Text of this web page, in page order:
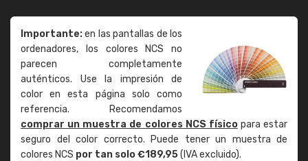
Importante:en las pantallas de los
ordenadores, los colores NCS no
parecen completamente
auténticos. Use la impresión de
color en esta página solo como
referencia. Recomendamos
comprar un muestra de colores NCS físicopara estar
seguro del color correcto. Puede tener un muestra de
colores NCS por tan solo €189,95(IVA excluido).